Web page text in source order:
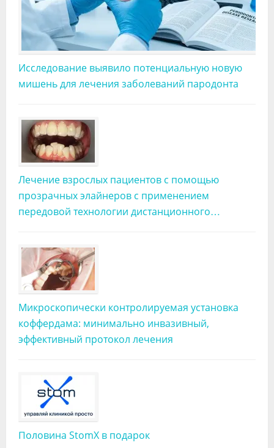
Видео
Форум
Клиники
Специалисты
Блоги
Лаборатории
Исследование выявило потенциальную новую
мишень для лечения заболеваний пародонта
Лечение взрослых пациентов с помощью
прозрачных элайнеров с применением
передовой технологии дистанционного
Микроскопически контролируемая установка
коффердама: минимально инвазивный,
эффективный протокол лечения
Половина StomX в подарок